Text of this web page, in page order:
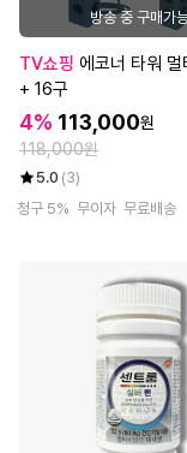
방송 중 구매가
TV쇼핑
+ 16구
4% 113,000원
118,000원
5.0 (3)
청구 5% 무이자 무료배송